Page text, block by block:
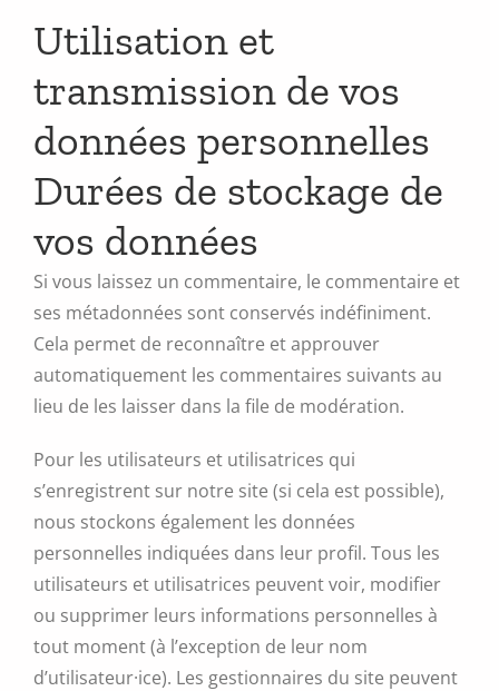
Utilisation et
transmission de vos
données personnelles
Durées de stockage de
vos données
Si vous laissez un commentaire, le commentaire et
ses métadonnées sont conservés indéfiniment.
Cela permet de reconnaître et approuver
automatiquement les commentaires suivants au
lieu de les laisser dans la file de modération.
Pour les utilisateurs et utilisatrices qui
s’enregistrent sur notre site (si cela est possible),
nous stockons également les données
personnelles indiquées dans leur profil. Tous les
utilisateurs et utilisatrices peuvent voir, modifier
ou supprimer leurs informations personnelles à
tout moment (à l’exception de leur nom
d’utilisateur·ice). Les gestionnaires du site peuvent